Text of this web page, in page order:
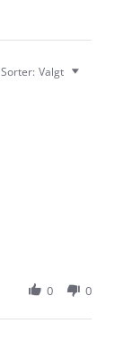
Sorter: Valgt
0 0